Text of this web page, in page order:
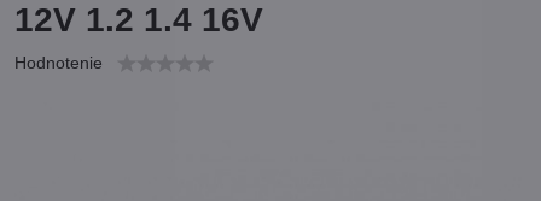
12V 1.2 1.4 16V
Hodnotenie